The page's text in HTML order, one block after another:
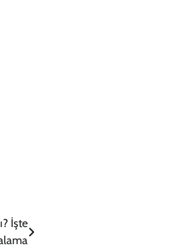
İşte